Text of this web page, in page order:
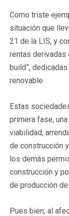
Como triste
situación que
21 de la LIS, y
rentas derivadas
build”,
renovable.
Estas
primera fase,
viabilidad,
de construcción
los demás
construcción y
de producción
Pues bien, al